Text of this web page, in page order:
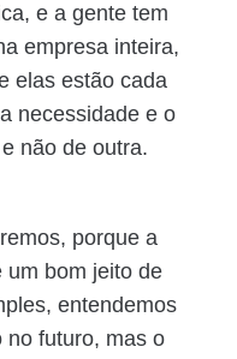
e a gente tem
empresa inteira,
elas estão cada
necessidade e o
não de outra.
porque a
um bom jeito de
entendemos
no futuro, mas o